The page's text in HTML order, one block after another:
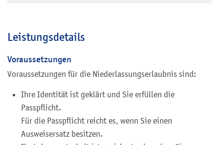
Leistungsdetails
Voraussetzungen
Voraussetzungen für die Niederlassungserlaubnis sind:
Ihre Identität ist geklärt und Sie erfüllen die
Passpflicht.
Für die Passpflicht reicht es, wenn Sie einen
Ausweisersatz besitzen.